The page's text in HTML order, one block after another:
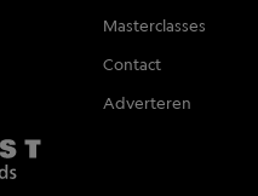
Masterclasses
Contact
Adverteren